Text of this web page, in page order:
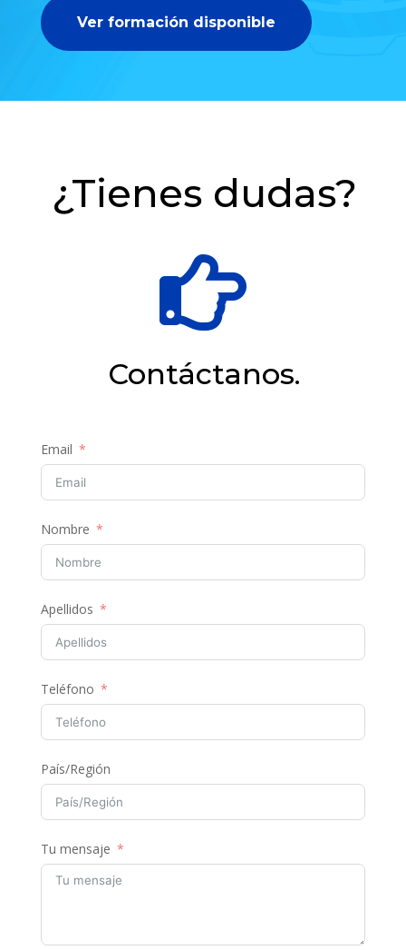
Ver formación disponible
¿Tienes dudas?

Contáctanos.
Email
Nombre
Apellidos
Teléfono
País/Región
Tu mensaje